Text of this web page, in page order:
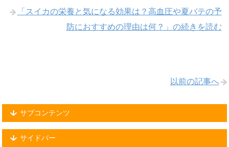
「スイカの栄養と気になる効果は？高血圧や夏バテの予
防におすすめの理由は何？」の続きを読む
以前の記事へ
サブコンテンツ
サイドバー